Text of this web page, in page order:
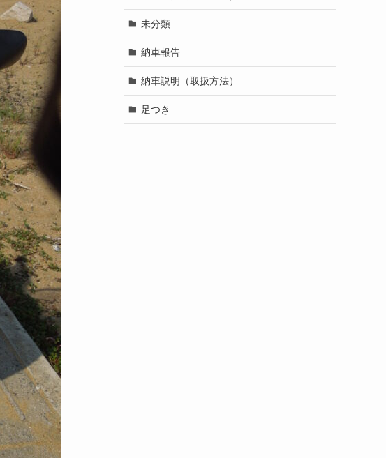
未分類
納車報告
納車説明（取扱方法）
足つき